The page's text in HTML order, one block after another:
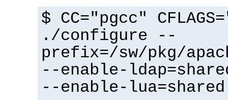
$ CC="pgcc"
./configure --
prefix=/sw/pkg/
--enable-
--enable-lua=shared